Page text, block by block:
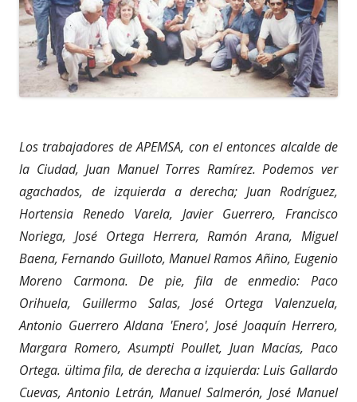
Los trabajadores de APEMSA, con el entonces alcalde de
la Ciudad, Juan Manuel Torres Ramírez. Podemos ver
agachados, de izquierda a derecha; Juan Rodríguez,
Hortensia Renedo Varela, Javier Guerrero, Francisco
Noriega, José Ortega Herrera, Ramón Arana, Miguel
Baena, Fernando Guilloto, Manuel Ramos Añino, Eugenio
Moreno Carmona. De pie, fila de enmedio: Paco
Orihuela, Guillermo Salas, José Ortega Valenzuela,
Antonio Guerrero Aldana 'Enero', José Joaquín Herrero,
Margara Romero, Asumpti Poullet, Juan Macías, Paco
Ortega. ültima fila, de derecha a izquierda: Luis Gallardo
Cuevas, Antonio Letrán, Manuel Salmerón, José Manuel